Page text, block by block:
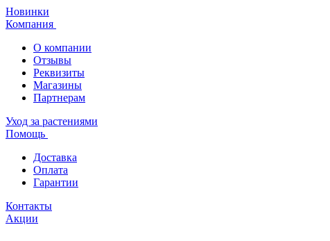
Новинки
Компания
О компании
Отзывы
Реквизиты
Магазины
Партнерам
Уход за растениями
Помощь
Доставка
Оплата
Гарантии
Контакты
Акции